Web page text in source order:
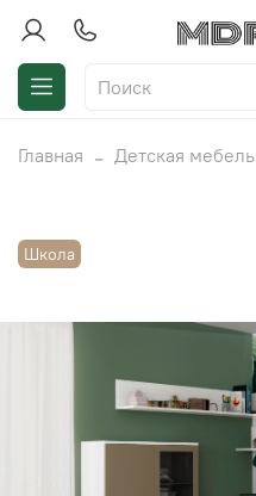
Главная Детская мебель
Школа